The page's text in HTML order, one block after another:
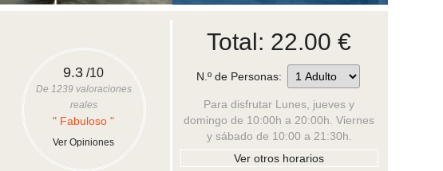
Total: 22.00 €
N.º de Personas:
Para disfrutar Lunes, jueves y
domingo de 10:00h a 20:00h. Viernes
y sábado de 10:00 a 21:30h.
Ver otros horarios
9.3 /10
De 1239valoraciones
reales
" Fabuloso "
Ver Opiniones